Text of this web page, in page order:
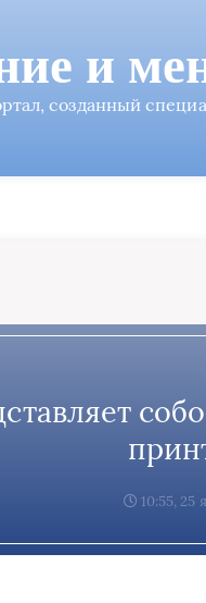
и
созданный
10:55, 25